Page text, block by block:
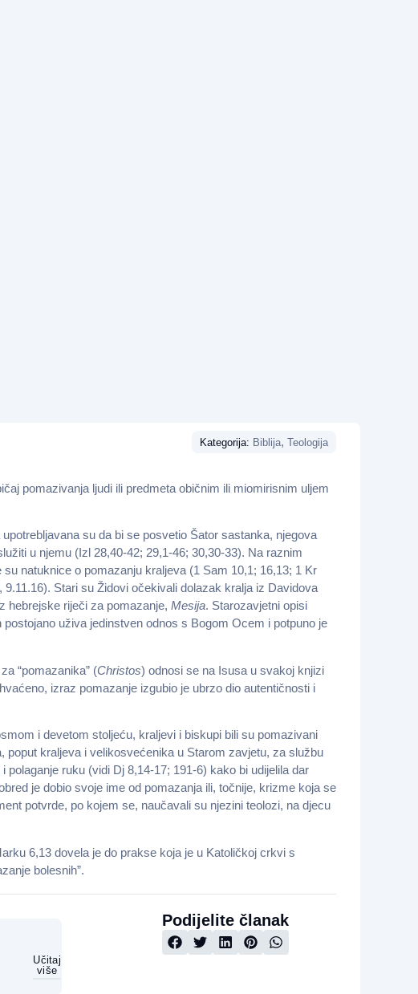
Kategorija: Biblija, Teologija
pomazivanja ljudi ili predmeta običnim ili miomirisnim uljem
su da bi se posvetio Šator sastanka, njegova
u njemu (Izl 28,40-42; 29,1-46; 30,30-33). Na raznim
natuknice o pomazanju kraljeva (1 Sam 10,1; 16,13; 1 Kr
Stari su Židovi očekivali dolazak kralja iz Davidova
hebrejske riječi za pomazanje, Mesija. Starozavjetni opisi
uživa jedinstven odnos s Bogom Ocem i potpuno je
“pomazanika” (Christos) odnosi se na Isusa u svakoj knjizi
izraz pomazanje izgubio je ubrzo dio autentičnosti i
i devetom stoljeću, kraljevi i biskupi bili su pomazivani
kraljeva i velikosvećenika u Starom zavjetu, za službu
ruku (vidi Dj 8,14-17; 191-6) kako bi udijelila dar
je dobio svoje ime od pomazanja ili, točnije, krizme koja se
potvrde, po kojem se, naučavali su njezini teolozi, na djecu
6,13 dovela je do prakse koja je u Katoličkoj crkvi s
bolesnih”.
Učitaj
više
Podijelite članak